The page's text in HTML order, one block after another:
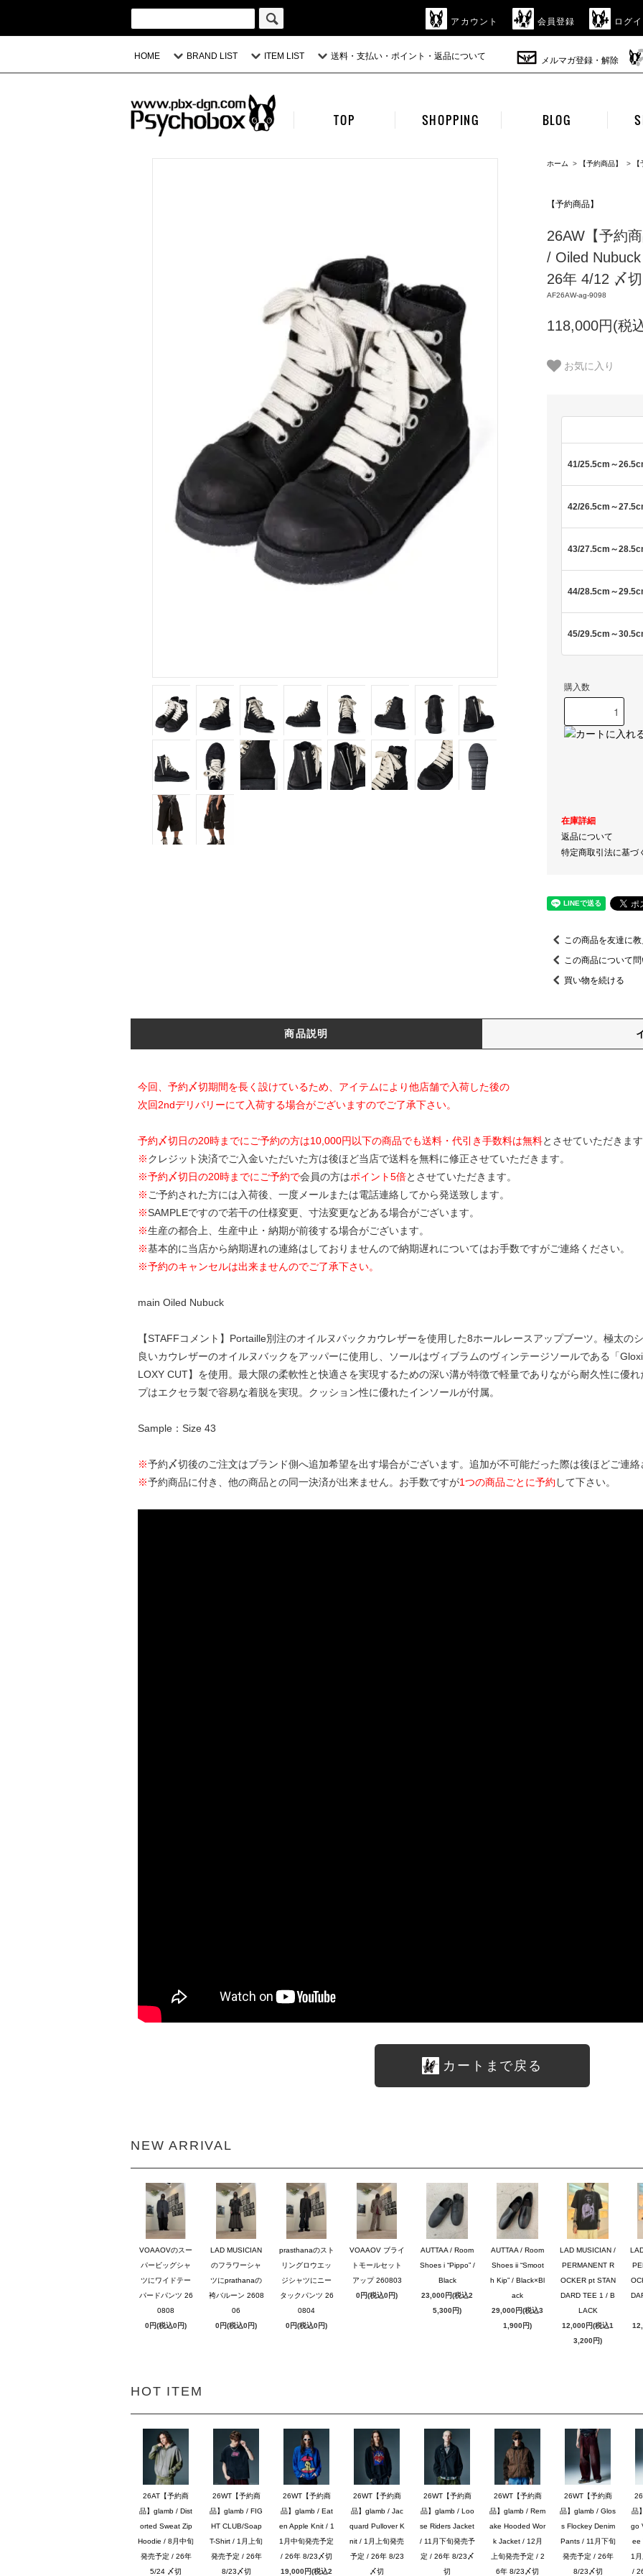
アカウント 会員登録 ログ
HOME BRAND LIST ITEM LIST 送料・支払い・ポイント・返品について メルマガ登録・解除
TOP SHOPPING BLOG
ホーム > 【予約商品】 >
【予約商品】
26AW【予約
/ Oiled
26年 4/12 〆切
AF26AW-ag-9098
118,000円(税
お気に入り
41/25.5cm～
42/26.5cm～
43/27.5cm～
44/28.5cm～
45/29.5cm～
購入数
在庫詳細
返品について
特定商取引法に基づ
この商品を友達に
この商品について
買い物を続ける
商品説明
今回、予約〆切期間を長く設けているため、アイテムにより他店舗で入荷した後の
次回2ndデリバリーにて入荷する場合がございますのでご了承下さい。
予約〆切日の20時までにご予約の方は10,000円以下の商品でも送料・代引き手数料は無料とさせていただきます
※クレジット決済でご入金いただいた方は後ほど当店で送料を無料に修正させていただきます。
※予約〆切日の20時までにご予約で会員の方はポイント5倍とさせていただきます。
※ ご予約された方には入荷後、一度メールまたは電話連絡してから発送致します。
※SAMPLEですので若干の仕様変更、寸法変更などある場合がございます。
※生産の都合上、生産中止・納期が前後する場合がございます。
※基本的に当店から納期遅れの連絡はしておりませんので納期遅れについてはお手数ですがご連絡ください。
※予約のキャンセルは出来ませんのでご了承下さい。
main Oiled Nubuck
【STAFFコメント】Portaille別注のオイルヌバックカウレザーを使用した8ホールレースアップブーツ。極太の
良いカウレザーのオイルヌバックをアッパーに使用し、ソールはヴィブラムのヴィンテージソールである「
LOXY CUT】を使用。最大限の柔軟性と快適さを実現するための深い溝が特徴で軽量でありながら耐久性に優
プはエクセラ製で容易な着脱を実現。クッション性に優れたインソールが付属。
Sample：Size 43
※予約〆切後のご注文はブランド側へ追加希望を出す場合がございます。追加が不可能だった際は後ほどご連絡
※予約商品に付き、他の商品との同一決済が出来ません。お手数ですが1つの商品ごとに予約 して下さい。
カートまで戻る
NEW ARRIVAL
VOAAOVのスー
パービッグシャ
ツにワイドテー
パードパンツ 26
0808
0円(税込0円)
LAD MUSICIAN
のフラワーシャ
ツにprathanaの
袴バルーン 2608
06
0円(税込0円)
prasthanaのスト
リングロウエッ
ジシャツにニー
タックパンツ 26
0804
0円(税込0円)
VOAAOV ブライ
トモールセット
アップ 260803
0円(税込0円)
AUTTAA / Room
Shoes i “Pippo” /
Black
23,000円(税込2
5,300円)
AUTTAA / Room
Shoes ii “Smoot
h Kip” / Black×Bl
ack
29,000円(税込3
1,900円)
LAD MUSICIAN /
PERMANENT R
OCKER pt STAN
DARD TEE 1 / B
LACK
12,000円(税込1
3,200円)
HOT ITEM
26AT【予約商
品】glamb / Dist
orted Sweat Zip
Hoodie / 8月中旬
発売予定 / 26年
5/24 〆切
26WT【予約商
品】glamb / FIG
HT CLUB/Soap
T-Shirt / 1月上旬
発売予定 / 26年
8/23〆切
26WT【予約商
品】glamb / Eat
en Apple Knit / 1
1月中旬発売予定
/ 26年 8/23〆切
19,000円(税込2
26WT【予約商
品】glamb / Jac
quard Pullover K
nit / 1月上旬発売
予定 / 26年 8/23
〆切
26WT【予約商
品】glamb / Loo
se Riders Jacket
/ 11月下旬発売予
定 / 26年 8/23〆
切
26WT【予約商
品】glamb / Rem
ake Hooded Wor
k Jacket / 12月
上旬発売予定 / 2
6年 8/23〆切
26WT【予約商
品】glamb / Glos
s Flockey Denim
Pants / 11月下旬
発売予定 / 26年
8/23〆切
品
go
ee
1
/